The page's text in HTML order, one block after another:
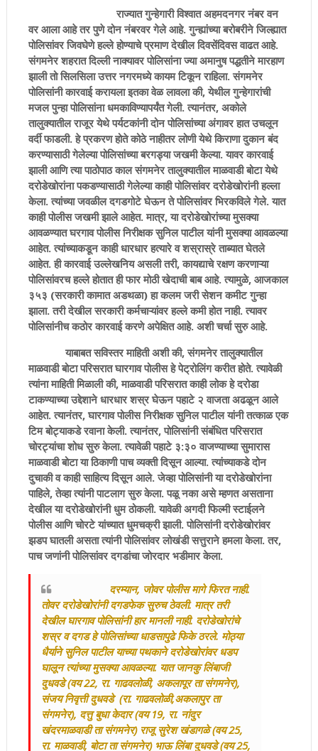
राज्यात गुन्हेगारी विश्वात अहमदनगर नंबर वन
वर आला आहे तर पुणे दोन नंबरवर गेले आहे. गुन्ह्यांच्या बरोबरीने जिल्ह्यात
पोलिसांवर जिवघेणे हल्ले होण्याचे प्रमाण देखील दिवसेंदिवस वाढत आहे.
संगमनेर शहरात दिल्ली नाक्यावर पोलिसांना ज्या अमानुष पद्धतीने मारहाण
झाली तो सिलसिला उत्तर नगरमध्ये कायम टिकून राहिला. संगमनेर
पोलिसांनी कारवाई करायला इतका वेळ लावला की, येथील गुन्हेगारांची
मजल पुन्हा पोलिसांना धमकाविण्यापर्यंत गेली. त्यानंतर, अकोले
तालुक्यातील राजूर येथे पर्यटकांनी दोन पोलिसांच्या अंगावर हात उचलून
वर्दी फाडली. हे प्रकरण होते कोठे नाहीतर लोणी येथे किराणा दुकान बंद
करण्यासाठी गेलेल्या पोलिसांच्या बरगड्या जखमी केल्या. यावर कारवाई
झाली आणि त्या पाठोपाठ काल संगमनेर तालुक्यातील माळवाडी बोटा येथे
दरोडेखोरांना पकडण्यासाठी गेलेल्या काही पोलिसांवर दरोडेखोरांनी हल्ला
केला. त्यांच्या जवळील दगडगोटे घेऊन ते पोलिसांवर भिरकविले गेले. यात
काही पोलीस जखमी झाले आहेत. मात्र, या दरोडेखोरांच्या मुसक्या
आवळण्यात घरगाव पोलीस निरीक्षक सुनिल पाटील यांनी मुसक्या आवळल्या
आहेत. त्यांच्याकडून काही धारधार हत्यारे व शस्रास्रे ताब्यात घेतले
आहेत. ही कारवाई उल्लेखनिय असली तरी, कायद्याचे रक्षण करणाऱ्या
पोलिसांवरच हल्ले होतात ही फार मोठी खेदाची बाब आहे. त्यामुळे, आजकाल
३५३ (सरकारी कामात अडथळा) हा कलम जरी सेशन कमीट गुन्हा
झाला. तरी देखील सरकारी कर्मचाऱ्यांवर हल्ले कमी होत नाही. त्यावर
पोलिसांनीच कठोर कारवाई करणे अपेक्षित आहे. अशी चर्चा सुरु आहे.
याबाबत सविस्तर माहिती अशी की, संगमनेर तालुक्यातील
माळवाडी बोटा परिसरात घारगाव पोलीस हे पेट्रोलिंग करीत होते. त्यावेळी
त्यांना माहिती मिळाली की, माळवाडी परिसरात काही लोक हे दरोडा
टाकण्याच्या उद्देशाने धारधार शस्र घेऊन पहाटे २ वाजता अढळून आले
आहेत. त्यानंतर, घारगाव पोलीस निरीक्षक सुनिल पाटील यांनी तत्काळ एक
टिम बोट्याकडे रवाना केली. त्यानंतर, पोलिसांनी संबंधित परिसरात
चोरट्यांचा शोध सुरु केला. त्यावेळी पहाटे ३:३० वाजण्याच्या सुमारास
माळवाडी बोटा या ठिकाणी पाच व्यक्ती दिसून आल्या. त्यांच्याकडे दोन
दुचाकी व काही साहित्य दिसून आले. जेव्हा पोलिसांनी या दरोडेखोरांना
पाहिले, तेव्हा त्यांनी पाटलाग सुरु केला. पळू नका असे म्हणत असताना
देखील या दरोडेखोरांनी धुम ठोकली. यावेळी अगदी फिल्मी स्टाईलने
पोलीस आणि चोरटे यांच्यात धुमचक्री झाली. पोलिसांनी दरोडेखोरांवर
झडप घातली असता त्यांनी पोलिसांवर लोखंडी सत्तुराने हमला केला. तर,
पाच जणांनी पोलिसांवर दगडांचा जोरदार भडीमार केला.
दरम्यान, जोवर पोलीस मागे फिरत नाही.
तोवर दरोडेखोरांनी दगडफेक सुरुच ठेवली. मात्र तरी
देखील घारगाव पोलिसांनी हार मानली नाही. दरोडेखोरांचे
शस्र व दगड हे पोलिसांच्या धाडसापुढे फिके ठरले. मोठ्या
धैर्याने सुनिल पाटील याच्या पथकाने दरोडेखोरांवर धडप
घालून त्यांच्या मुसक्या आवळल्या. यात जानकु लिंबाजी
दुधवडे (वय 22, रा. गाढवलोळी, अकलापूर ता संगमनेर),
संजय निवृत्ती दुधवडे (रा. गाढवलोळी,अकलापुर ता
संगमनेर), दत्तु बुधा केदार (वय 19, रा. नांदुर
खंदरमाळवाडी ता संगमनेर) राजू सुरेश खंडागळे (वय 25,
रा. माळवाडी, बोटा ता संगमनेर) भाऊ लिंबा दुधवडे (वय 25,